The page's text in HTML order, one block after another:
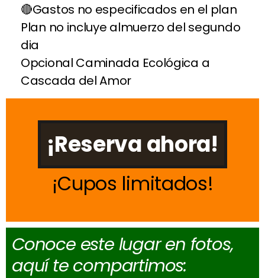
Gastos no especificados en el plan
Plan no incluye almuerzo del segundo
dia
Opcional Caminada Ecológica a
Cascada del Amor
¡Reserva ahora!
Cupos limitados
Conoce este lugar en fotos,
aquí te compartimos: